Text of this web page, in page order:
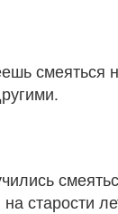
смеяться
старости